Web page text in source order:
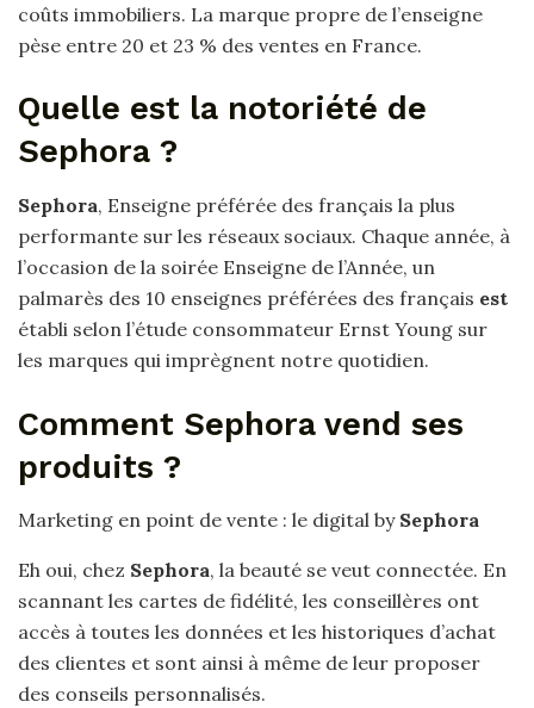
coûts immobiliers. La marque propre de l’enseigne
pèse entre 20 et 23 % des ventes en France.
Quelle est la notoriété de
Sephora ?
Sephora, Enseigne préférée des français la plus
performante sur les réseaux sociaux. Chaque année, à
l’occasion de la soirée Enseigne de l’Année, un
palmarès des 10 enseignes préférées des français est
établi selon l’étude consommateur Ernst Young sur
les marques qui imprègnent notre quotidien.
Comment Sephora vend ses
produits ?
Marketing en point de vente : le digital by Sephora
Eh oui, chez Sephora, la beauté se veut connectée. En
scannant les cartes de fidélité, les conseillères ont
accès à toutes les données et les historiques d’achat
des clientes et sont ainsi à même de leur proposer
des conseils personnalisés.